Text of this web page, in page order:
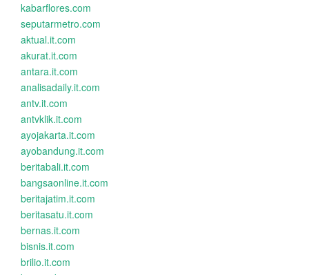
kabarflores.com
seputarmetro.com
aktual.it.com
akurat.it.com
antara.it.com
analisadaily.it.com
antv.it.com
antvklik.it.com
ayojakarta.it.com
ayobandung.it.com
beritabali.it.com
bangsaonline.it.com
beritajatim.it.com
beritasatu.it.com
bernas.it.com
bisnis.it.com
brilio.it.com